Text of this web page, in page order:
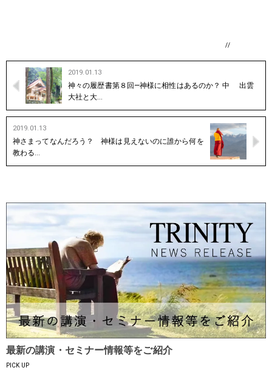
//
2019.01.13
神々の履歴書第８回―神様に相性はあるのか？ 中 出雲
大社と大…
2019.01.13
神さまってなんだろう？ 神様は見えないのに誰から何を
教わる…
最新の講演・セミナー情報等をご紹介
PICK UP